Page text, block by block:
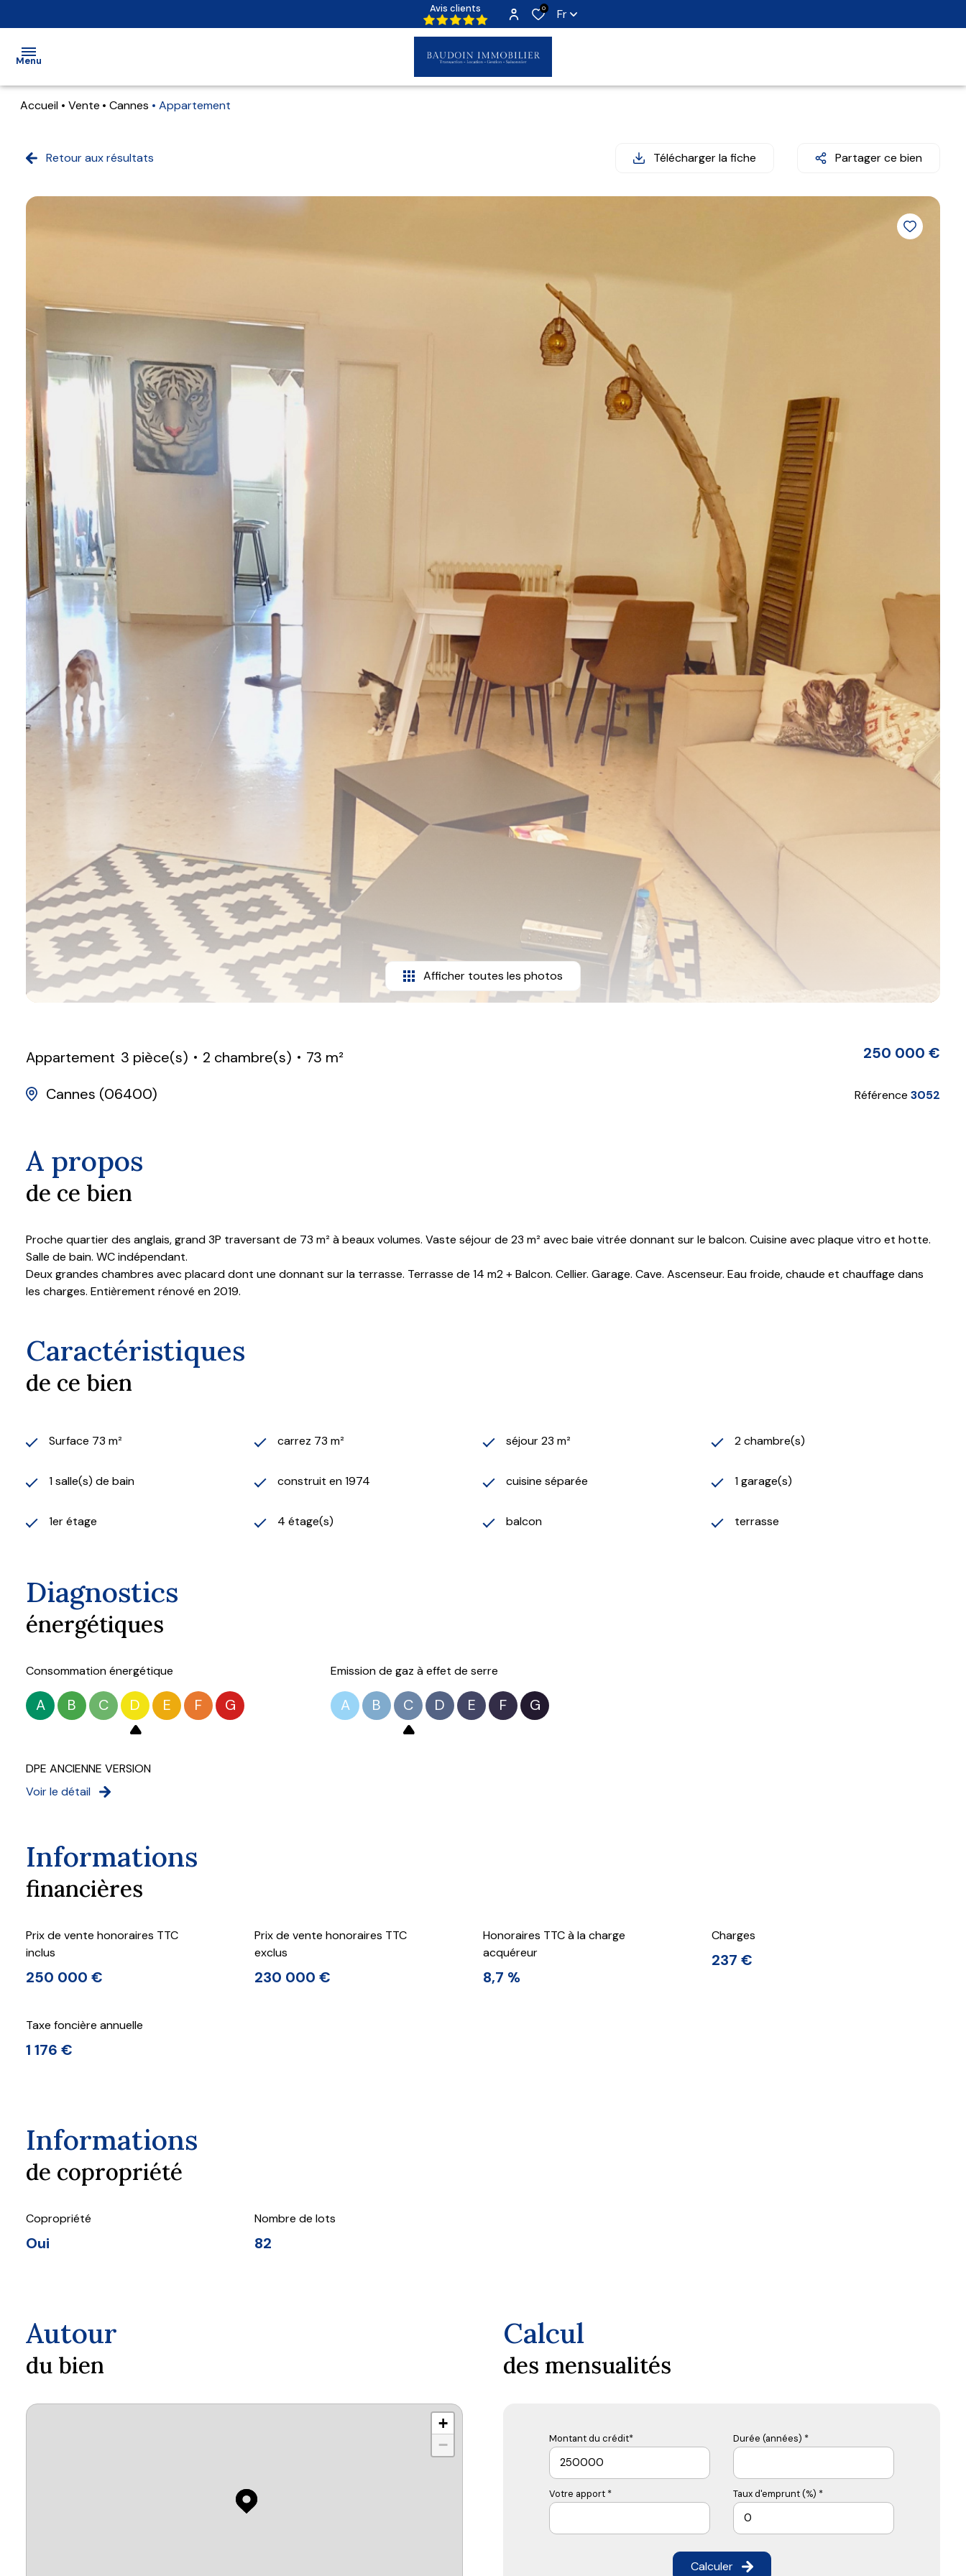
Avis clients 0 Fr
Menu
Ventes
Locations
Locations
nous ?
Contact
Accueil Vente Cannes Appartement
Retour aux résultats Télécharger la fiche Partager ce bien
Afficher toutes les photos
Appartement 3 pièce(s) 2 chambre(s)
73 m²
Cannes (06400)
250 000 €
Référence 3052
A propos
de ce bien
Proche quartier des anglais, grand 3P traversant de 73 m² à beaux volumes. Vaste séjour de 23 m² avec baie vitrée donnant sur le balcon. Cuisine avec plaque vitro et hotte.
Salle de bain. WC indépendant.
Deux grandes chambres avec placard dont une donnant sur la terrasse. Terrasse de 14 m2 + Balcon. Cellier. Garage. Cave. Ascenseur. Eau froide, chaude et chauffage dans
les charges. Entièrement rénové en 2019.
Caractéristiques
de ce bien
Surface 73 m² carrez 73 m² séjour 23 m² 2 chambre(s)
1 salle(s) de bain construit en 1974 cuisine séparée 1 garage(s)
1er étage 4 étage(s) balcon terrasse
Diagnostics
énergétiques
Consommation énergétique
A B C D E F G
Emission de gaz à effet de serre
A B C D E F G
DPE ANCIENNE VERSION
Voir le détail
Informations
financières
Prix de vente honoraires TTC
inclus
250 000 €
Prix de vente honoraires TTC
exclus
230 000 €
Honoraires TTC à la charge
acquéreur
8,7 %
Charges
237 €
Taxe foncière annuelle
1 176 €
Informations
de copropriété
Copropriété
Oui
Nombre de lots
82
Autour
du bien
+
−
Calcul
des mensualités
Montant du crédit* Durée (années) *
Votre apport * Taux d'emprunt (%) *
Calculer